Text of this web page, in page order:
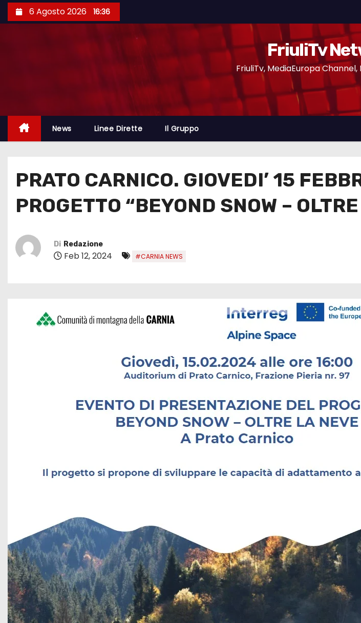
6 Agosto 2026 16:36
FriuliTv
FriuliTv, MediaEuropa
News Linee Dirette Il Gruppo
PRATO CARNICO. GIOVEDI’ 15
PROGETTO “BEYOND SNOW –
Di Redazione
Feb 12, 2024 #CARNIA NEWS